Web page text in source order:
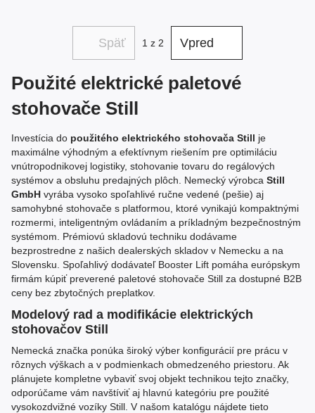
Späť 1 z 2 Vpred
Použité elektrické paletové
stohovače Still
Investícia do použitého elektrického stohovača Still je
maximálne výhodným a efektívnym riešením pre optimiláciu
vnútropodnikovej logistiky, stohovanie tovaru do regálových
systémov a obsluhu predajných plôch. Nemecký výrobca Still
GmbH vyrába vysoko spoľahlivé ručne vedené (pešie) aj
samohybné stohovače s platformou, ktoré vynikajú kompaktnými
rozmermi, inteligentným ovládaním a príkladným bezpečnostným
systémom. Prémiovú skladovú techniku dodávame
bezprostredne z našich dealerských skladov v Nemecku a na
Slovensku. Spoľahlivý dodávateľ Booster Lift pomáha európskym
firmám kúpiť preverené paletové stohovače Still za dostupné B2B
ceny bez zbytočných preplatkov.
Modelový rad a modifikácie elektrických
stohovačov Still
Nemecká značka ponúka široký výber konfigurácií pre prácu v
rôznych výškach a v podmienkach obmedzeného priestoru. Ak
plánujete kompletne vybaviť svoj objekt technikou tejto značky,
odporúčame vám navštíviť aj hlavnú kategóriu pre použité
vysokozdvižné vozíky Still. V našom katalógu nájdete tieto